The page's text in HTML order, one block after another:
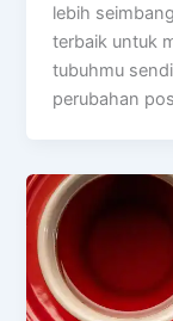
lebih
terbaik untuk
tubuhmu
perubahan